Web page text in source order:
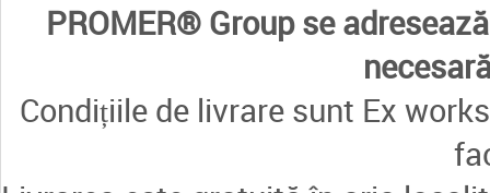
PROMER® Group se
Condițiile de livrare sunt Ex